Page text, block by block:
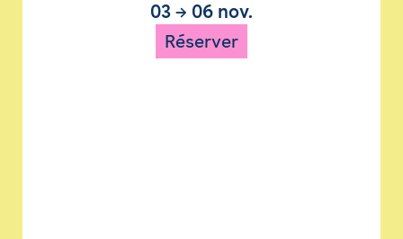
03 → 06 nov.
Réserver